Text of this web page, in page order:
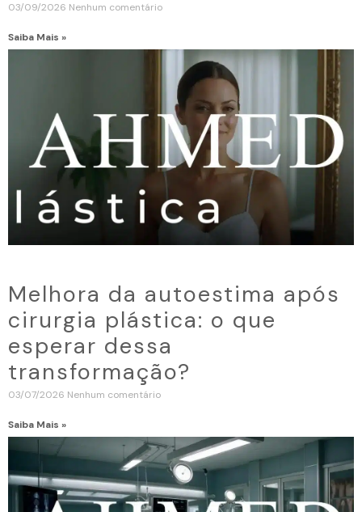
03/09/2026 Nenhum comentário
Saiba Mais »
Melhora da autoestima após
cirurgia plástica: o que
esperar dessa
transformação?
03/07/2026 Nenhum comentário
Saiba Mais »